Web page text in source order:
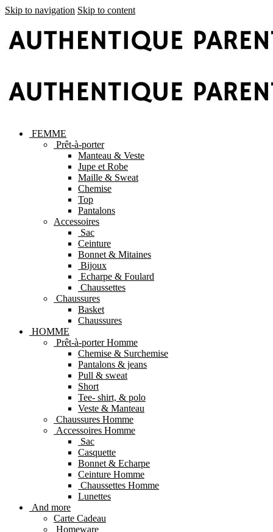
Skip to navigation Skip to content
FEMME
Prêt-à-porter
Manteau & Veste
Jupe et Robe
Maille & Sweat
Chemise
Top
Pantalons
Accessoires
Sac
Ceinture
Bonnet & Mitaines
Bijoux
Echarpe & Foulard
Chaussettes
Chaussures
Basket
Chaussures
HOMME
Prêt-à-porter Homme
Chemise & Surchemise
Pantalons & jeans
Pull & sweat
Short
Tee- shirt, & polo
Veste & Manteau
Chaussures Homme
Accessoires Homme
Sac
Casquette
Bonnet & Echarpe
Ceinture Homme
Chaussettes Homme
Lunettes
And more
Carte Cadeau
Homeware